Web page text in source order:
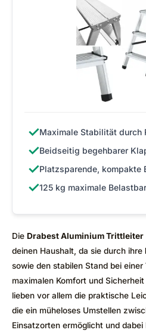
✓Maximale Stabilität durch
✓Beidseitig begehbarer
✓Platzsparende, kompakte
✓125 kg maximale
Die Drabest Aluminium Trittleiter
deinen Haushalt, da sie durch ihre
sowie den stabilen Stand bei einer
maximalen Komfort und
lieben vor allem die praktische
die ein müheloses Umstellen
Einsatzorten ermöglicht und